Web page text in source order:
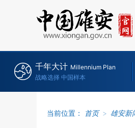
千年大计 Millennium Plan
战略选择 中国样本
当前位置： 首页 > 雄安新